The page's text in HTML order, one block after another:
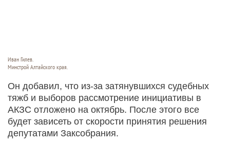
Иван Гилев.
Минстрой Алтайского края.
Он добавил, что из-за затянувшихся судебных
тяжб и выборов рассмотрение инициативы в
АКЗС отложено на октябрь. После этого все
будет зависеть от скорости принятия решения
депутатами Заксобрания.